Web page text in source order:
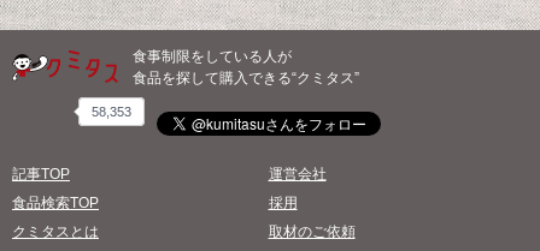
食事制限をしている人が
食品を探して購入できる“クミタス”
58,353
記事TOP
食品検索TOP
クミタスとは
運営会社
採用
取材のご依頼